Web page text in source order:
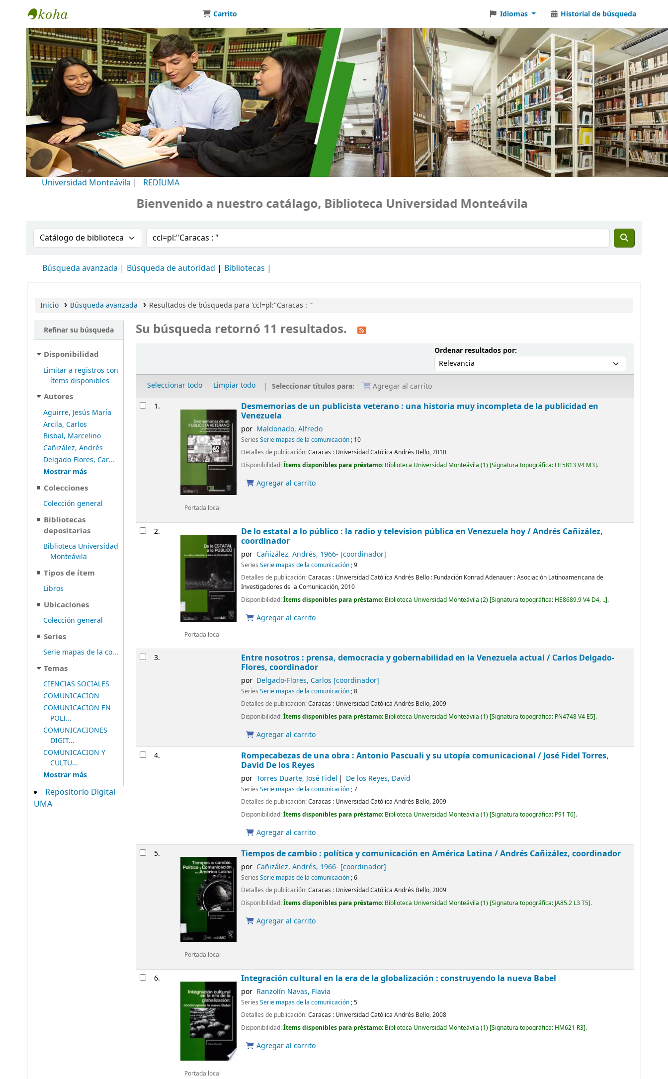
Biblioteca Universidad Monteávila
Carrito Idiomas Historial de búsqueda
Universidad Monteávila | REDIUMA
Bienvenido a nuestro catálago, Biblioteca Universidad Monteávila
Buscar en el catálogo por:Buscar en el catálogo
Búsqueda avanzada Búsqueda de autoridad Bibliotecas
Inicio Búsqueda avanzada Resultados de búsqueda para 'ccl=pl:"Caracas : "'
Refinar su búsqueda
Disponibilidad
Limitar a registros con
ítems disponibles
Autores
Aguirre, Jesús María
Arcila, Carlos
Bisbal, Marcelino
Cañizález, Andrés
Delgado-Flores, Car...
Mostrar más
Colecciones
Colección general
Bibliotecas
depositarias
Biblioteca Universidad
Monteávila
Tipos de ítem
Libros
Ubicaciones
Colección general
Series
Serie mapas de la co...
Temas
CIENCIAS SOCIALES
COMUNICACION
COMUNICACION EN
POLI...
COMUNICACIONES
DIGIT...
COMUNICACION Y
CULTU...
Mostrar más
Repositorio Digital
UMA
Su búsqueda retornó 11 resultados.
Ordenar resultados por:Ordenar por:
Seleccionar todo Limpiar todo Seleccionar títulos para: Agregar al carrito
Resultados
1.
Portada local
Desmemorias de un publicista veterano : una historia muy incompleta de la publicidad en
Venezuela
por Maldonado, Alfredo
SeriesSerie mapas de la comunicación; 10
Detalles de publicación:Caracas : Universidad Católica Andrés Bello,2010
Disponibilidad:Ítems disponibles para préstamo: Biblioteca Universidad Monteávila (1) Signatura topográfica: HF5813 V4 M3 .
Agregar al carrito
2.
Portada local
De lo estatal a lo público : la radio y television pública en Venezuela hoy /Andrés Cañizález,
coordinador
por Cañizález, Andrés, 1966- [coordinador]
SeriesSerie mapas de la comunicación; 9
Detalles de publicación:Caracas : Universidad Católica Andrés Bello : Fundación Konrad Adenauer : Asociación Latinoamericana de
Investigadores de la Comunicación,2010
Disponibilidad:Ítems disponibles para préstamo: Biblioteca Universidad Monteávila (2) Signatura topográfica: HE8689.9 V4 D4, .. .
Agregar al carrito
3. Entre nosotros : prensa, democracia y gobernabilidad en la Venezuela actual / Carlos Delgado-
Flores, coordinador
por Delgado-Flores, Carlos [coordinador]
SeriesSerie mapas de la comunicación; 8
Detalles de publicación:Caracas : Universidad Católica Andrés Bello,2009
Disponibilidad:Ítems disponibles para préstamo: Biblioteca Universidad Monteávila (1) Signatura topográfica: PN4748 V4 E5 .
Agregar al carrito
4. Rompecabezas de una obra : Antonio Pascuali y su utopía comunicacional /José Fidel Torres,
David De los Reyes
por Torres Duarte, José Fidel De los Reyes, David
SeriesSerie mapas de la comunicación; 7
Detalles de publicación:Caracas : Universidad Católica Andrés Bello,2009
Disponibilidad:Ítems disponibles para préstamo: Biblioteca Universidad Monteávila (1) Signatura topográfica: P91 T6 .
Agregar al carrito
5.
Portada local
Tiempos de cambio : política y comunicación en América Latina /Andrés Cañizález, coordinador
por Cañizález, Andrés, 1966- [coordinador]
SeriesSerie mapas de la comunicación; 6
Detalles de publicación:Caracas : Universidad Católica Andrés Bello,2009
Disponibilidad:Ítems disponibles para préstamo: Biblioteca Universidad Monteávila (1) Signatura topográfica: JA85.2 L3 T5 .
Agregar al carrito
6.
Portada local
Integración cultural en la era de la globalización : construyendo la nueva Babel
por Ranzolín Navas, Flavia
SeriesSerie mapas de la comunicación; 5
Detalles de publicación:Caracas : Universidad Católica Andrés Bello,2008
Disponibilidad:Ítems disponibles para préstamo: Biblioteca Universidad Monteávila (1) Signatura topográfica: HM621 R3 .
Agregar al carrito